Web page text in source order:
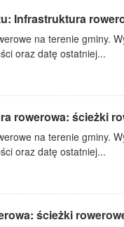
Infrastruktura
na terenie gminy.
oraz datę ostatniej...
rowerowa: ścieżki
na terenie gminy.
oraz datę ostatniej...
ścieżki